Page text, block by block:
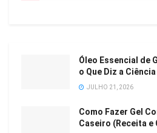
Óleo Essencial de
o Que Diz a Ciência
JULHO 21, 2026
Como Fazer Gel
Caseiro (Receita e